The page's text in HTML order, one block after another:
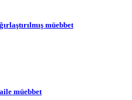
müebbet
müebbet